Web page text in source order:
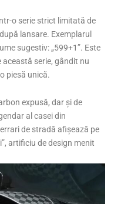
o serie strict limitată de
lansare. Exemplarul
sugestiv: „599+1”. Este
serie, gândit nu
piesă unică.
expusă, dar și de
al casei din
de stradă afișează pe
artificiu de design menit